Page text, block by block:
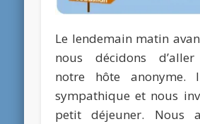
Le lendemain matin
nous décidons
notre hôte anonyme.
sympathique et nous
petit déjeuner. Nous